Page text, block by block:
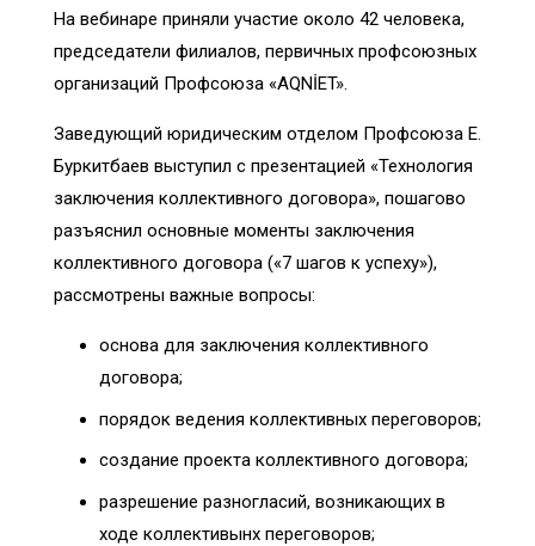
На вебинаре приняли участие около 42 человека,
председатели филиалов, первичных профсоюзных
организаций Профсоюза «AQNİET».
Заведующий юридическим отделом Профсоюза Е.
Буркитбаев выступил с презентацией «Технология
заключения коллективного договора», пошагово
разъяснил основные моменты заключения
коллективного договора («7 шагов к успеху»),
рассмотрены важные вопросы:
основа для заключения коллективного
договора;
порядок ведения коллективных переговоров;
создание проекта коллективного договора;
разрешение разногласий, возникающих в
ходе коллективынх переговоров;